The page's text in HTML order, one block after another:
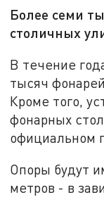
Более семи
столичных
В течение
тысяч
Кроме того,
фонарных
официальном
Опоры будут
метров - в